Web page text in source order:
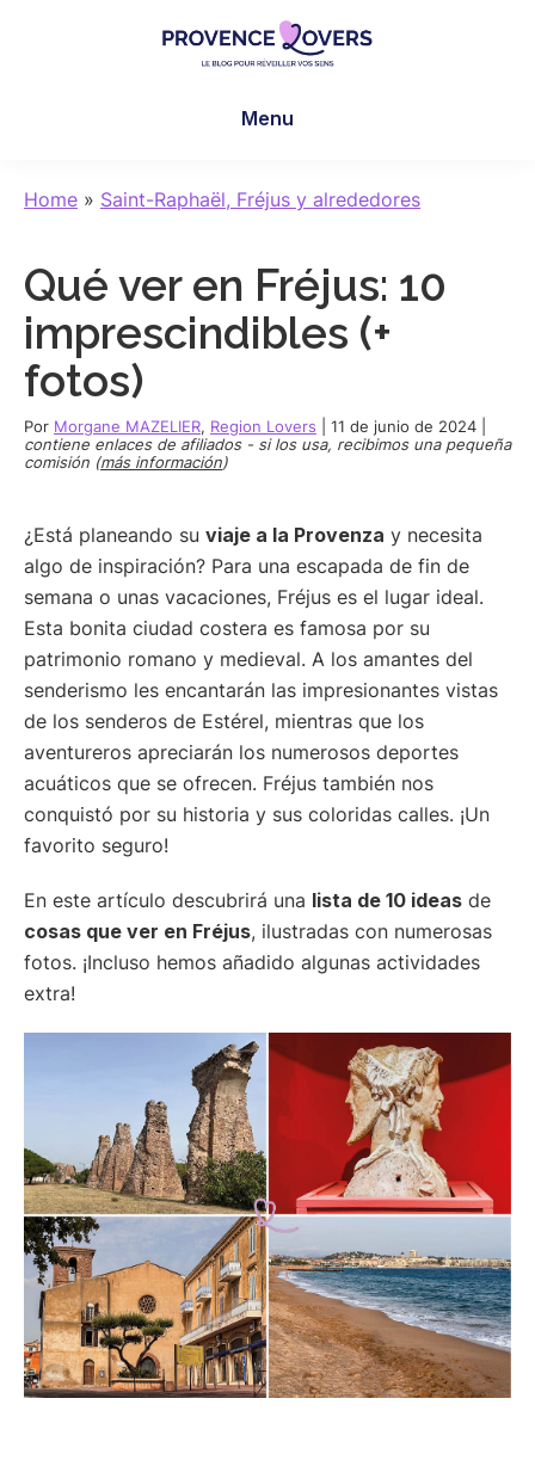
en
Le
de
Manu
Menu
Home » Saint-Raphaël, Fréjus y alrededores
Qué ver en Fréjus: 10
imprescindibles (+
fotos)
Por Morgane MAZELIER, Region Lovers 11 de junio de 2024
contiene enlaces de afiliados - si los usa, recibimos una pequeña
comisión (más información)
¿Está planeando su viaje a la Provenza y necesita
algo de inspiración? Para una escapada de fin de
semana o unas vacaciones, Fréjus es el lugar ideal.
Esta bonita ciudad costera es famosa por su
patrimonio romano y medieval. A los amantes del
senderismo les encantarán las impresionantes vistas
de los senderos de Estérel, mientras que los
aventureros apreciarán los numerosos deportes
acuáticos que se ofrecen. Fréjus también nos
conquistó por su historia y sus coloridas calles. ¡Un
favorito seguro!
En este artículo descubrirá una lista de 10 ideas de
cosas que ver en Fréjus, ilustradas con numerosas
fotos. ¡Incluso hemos añadido algunas actividades
extra!